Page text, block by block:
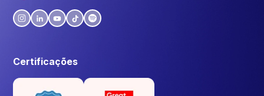
Certificações